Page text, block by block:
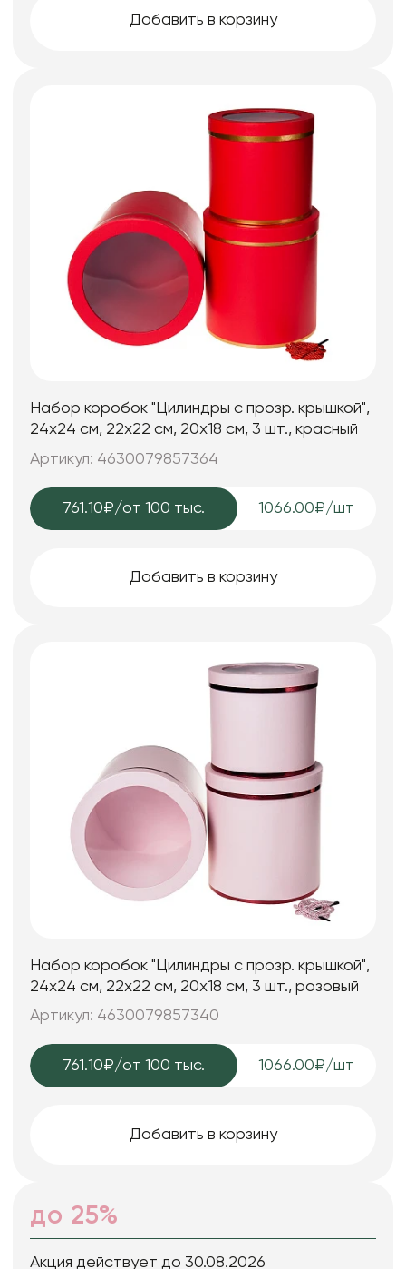
Добавить в корзину
Набор коробок "Цилиндры с прозр. крышкой",
24х24 см, 22х22 см, 20х18 см, 3 шт., красный
Артикул: 4630079857364
761.10₽/от 100 тыс. 1066.00₽/шт
Добавить в корзину
Набор коробок "Цилиндры с прозр. крышкой",
24х24 см, 22х22 см, 20х18 см, 3 шт., розовый
Артикул: 4630079857340
761.10₽/от 100 тыс. 1066.00₽/шт
Добавить в корзину
до 25%
Акция действует до 30.08.2026